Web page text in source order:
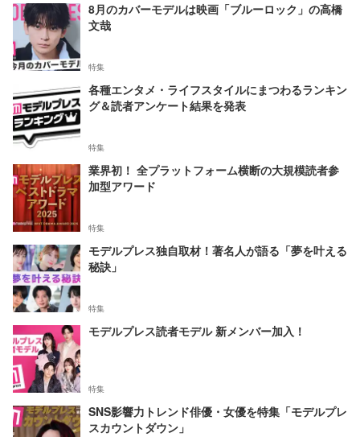
8月のカバーモデルは映画「ブルーロック」の高橋
文哉
特集
各種エンタメ・ライフスタイルにまつわるランキン
グ＆読者アンケート結果を発表
特集
業界初！ 全プラットフォーム横断の大規模読者参
加型アワード
特集
モデルプレス独自取材！著名人が語る「夢を叶える
秘訣」
特集
モデルプレス読者モデル 新メンバー加入！
特集
SNS影響力トレンド俳優・女優を特集「モデルプレ
スカウントダウン」